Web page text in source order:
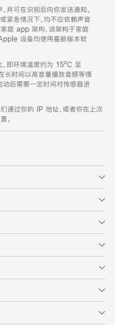
并可在识别后向你发送通知。
紧急情况下，均不应依赖声音
庭 app 架构，该架构于家庭
设备均使用最新版本软
即环境温度约为 15ºC 至
时间以高音量播放音频等情
后需要一定时间对传感器进
通过你的 IP 地址，或者你在上次
。